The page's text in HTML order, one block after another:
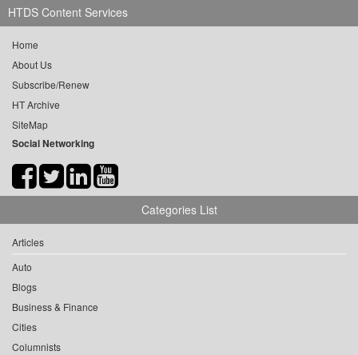
HTDS Content Services
Home
About Us
Subscribe/Renew
HT Archive
SiteMap
Social Networking
Categories List
Articles
Auto
Blogs
Business & Finance
Cities
Columnists